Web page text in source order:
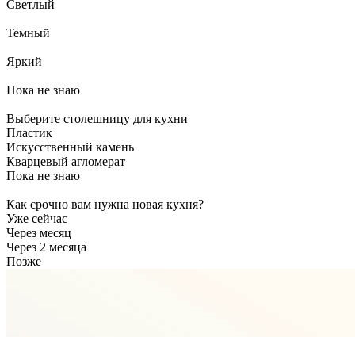
Светлый
Темный
Яркий
Пока не знаю
Выберите столешницу для кухни
Пластик
Искусственный камень
Кварцевый агломерат
Пока не знаю
Как срочно вам нужна новая кухня?
Уже сейчас
Через месяц
Через 2 месяца
Позже